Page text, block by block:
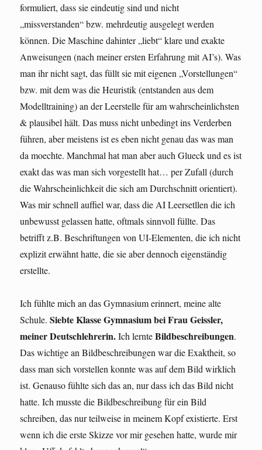
formuliert, dass sie eindeutig sind und nicht
„missverstanden“ bzw. mehrdeutig ausgelegt werden
können. Die Maschine dahinter „liebt“ klare und exakte
Anweisungen (nach meiner ersten Erfahrung mit AI’s). Was
man ihr nicht sagt, das füllt sie mit eigenen „Vorstellungen“
bzw. mit dem was die Heuristik (entstanden aus dem
Modelltraining) an der Leerstelle für am wahrscheinlichsten
& plausibel hält. Das muss nicht unbedingt ins Verderben
führen, aber meistens ist es eben nicht genau das was man
da moechte. Manchmal hat man aber auch Glueck und es ist
exakt das was man sich vorgestellt hat… per Zufall (durch
die Wahrscheinlichkeit die sich am Durchschnitt orientiert).
Was mir schnell auffiel war, dass die AI Leersetllen die ich
unbewusst gelassen hatte, oftmals sinnvoll füllte. Das
betrifft z.B. Beschriftungen von UI-Elementen, die ich nicht
explizit erwähnt hatte, die sie aber dennoch eigenständig
erstellte.
Ich fühlte mich an das Gymnasium erinnert, meine alte
Schule.Siebte Klasse Gymnasium bei Frau Geissler,
meiner Deutschlehrerin.Ich lernteBildbeschreibungen.
Das wichtige an Bildbeschreibungen war die Exaktheit, so
dass man sich vorstellen konnte was auf dem Bild wirklich
ist. Genauso fühlte sich das an, nur dass ich das Bild nicht
hatte. Ich musste die Bildbeschreibung für ein Bild
schreiben, das nur teilweise in meinem Kopf existierte. Erst
wenn ich die erste Skizze vor mir gesehen hatte, wurde mir